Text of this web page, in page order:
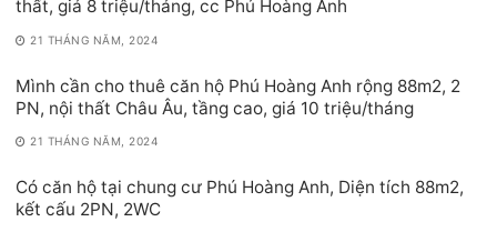
thất, giá 8 triệu/tháng, cc Phú Hoàng Anh
21 THÁNG NĂM, 2024
Mình cần cho thuê căn hộ Phú Hoàng Anh rộng 88m2, 2
PN, nội thất Châu Âu, tầng cao, giá 10 triệu/tháng
21 THÁNG NĂM, 2024
Có căn hộ tại chung cư Phú Hoàng Anh, Diện tích 88m2,
kết cấu 2PN, 2WC